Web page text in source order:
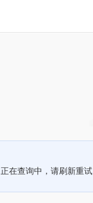
正在查询中，请刷新重试